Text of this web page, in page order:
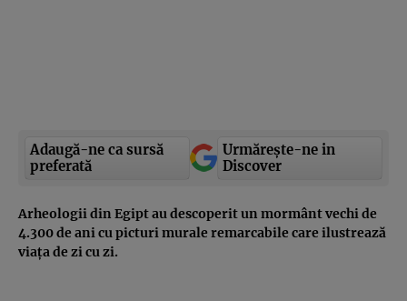
Adaugă-ne ca sursă
preferată
Urmărește-ne in
Discover
Arheologii din Egipt au descoperit un mormânt vechi de
4.300 de ani cu picturi murale remarcabile care ilustrează
viața de zi cu zi.